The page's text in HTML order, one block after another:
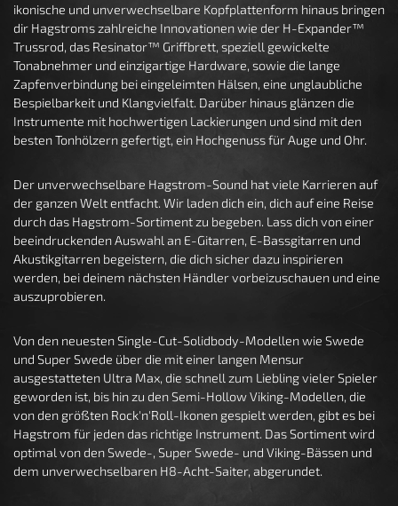
ikonische und unverwechselbare Kopfplattenform hinaus bringen
dir Hagstroms zahlreiche Innovationen wie der H-Expander™
Trussrod, das Resinator™ Griffbrett, speziell gewickelte
Tonabnehmer und einzigartige Hardware, sowie die lange
Zapfenverbindung bei eingeleimten Hälsen, eine unglaubliche
Bespielbarkeit und Klangvielfalt. Darüber hinaus glänzen die
Instrumente mit hochwertigen Lackierungen und sind mit den
besten Tonhölzern gefertigt, ein Hochgenuss für Auge und Ohr.
Der unverwechselbare Hagstrom-Sound hat viele Karrieren auf
der ganzen Welt entfacht. Wir laden dich ein, dich auf eine Reise
durch das Hagstrom-Sortiment zu begeben. Lass dich von einer
beeindruckenden Auswahl an E-Gitarren, E-Bassgitarren und
Akustikgitarren begeistern, die dich sicher dazu inspirieren
werden, bei deinem nächsten Händler vorbeizuschauen und eine
auszuprobieren.
Von den neuesten Single-Cut-Solidbody-Modellen wie Swede
und Super Swede über die mit einer langen Mensur
ausgestatteten Ultra Max, die schnell zum Liebling vieler Spieler
geworden ist, bis hin zu den Semi-Hollow Viking-Modellen, die
von den größten Rock'n'Roll-Ikonen gespielt werden, gibt es bei
Hagstrom für jeden das richtige Instrument. Das Sortiment wird
optimal von den Swede-, Super Swede- und Viking-Bässen und
dem unverwechselbaren H8-Acht-Saiter, abgerundet.